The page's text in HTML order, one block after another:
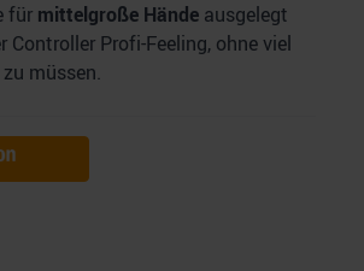
für mittelgroße Hände ausgelegt
Controller Profi-Feeling, ohne viel
müssen.